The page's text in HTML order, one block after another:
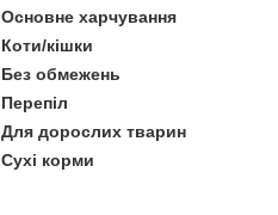
Основне харчування
Коти/кішки
Без обмежень
Перепіл
Для дорослих тварин
Сухі корми